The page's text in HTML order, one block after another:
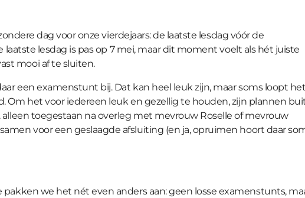
dag voor onze vierdejaars: de laatste lesdag vóór de
laatste lesdag is pas op 7 mei, maar dit moment voelt als hét juiste
mooi af te sluiten.
een examenstunt bij. Dat kan heel leuk zijn, maar soms loopt het
Om het voor iedereen leuk en gezellig te houden, zijn plannen
toegestaan na overleg met mevrouw Roselle of mevrouw
voor een geslaagde afsluiting (en ja, opruimen hoort daar
pakken we het nét even anders aan: geen losse examenstunts,